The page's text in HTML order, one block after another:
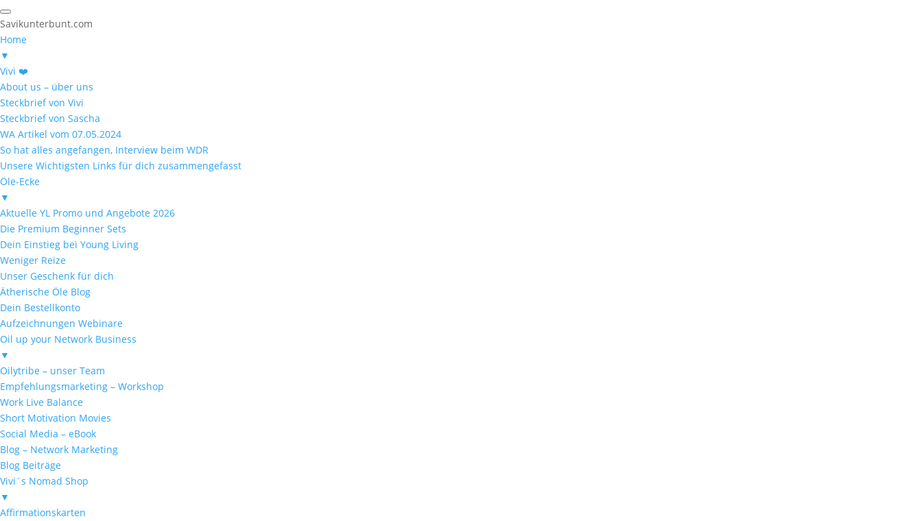
Savikunterbunt.com
Home
▼
Vivi ❤️
About us – über uns
Steckbrief von Vivi
Steckbrief von Sascha
WA Artikel vom 07.05.2024
So hat alles angefangen, Interview beim WDR
Unsere Wichtigsten Links für dich zusammengefasst
Öle-Ecke
▼
Aktuelle YL Promo und Angebote 2026
Die Premium Beginner Sets
Dein Einstieg bei Young Living
Weniger Reize
Unser Geschenk für dich
Ätherische Öle Blog
Dein Bestellkonto
Aufzeichnungen Webinare
Oil up your Network Business
▼
Oilytribe – unser Team
Empfehlungsmarketing – Workshop
Work Live Balance
Short Motivation Movies
Social Media – eBook
Blog – Network Marketing
Blog Beiträge
Vivi´s Nomad Shop
▼
Affirmationskarten